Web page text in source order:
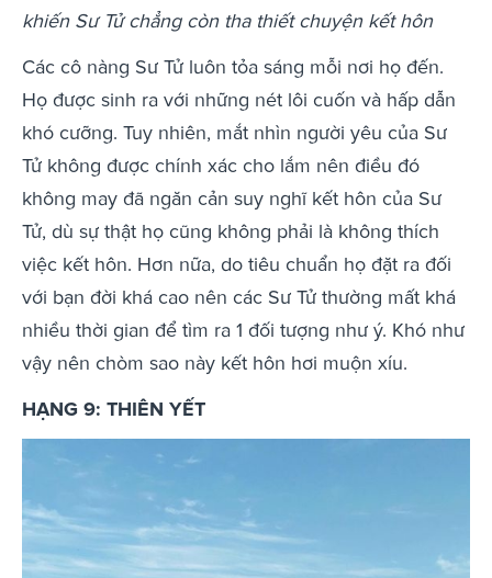
khiến Sư Tử chẳng còn tha thiết chuyện kết hôn
Các cô nàng Sư Tử luôn tỏa sáng mỗi nơi họ đến.
Họ được sinh ra với những nét lôi cuốn và hấp dẫn
khó cưỡng. Tuy nhiên, mắt nhìn người yêu của Sư
Tử không được chính xác cho lắm nên điều đó
không may đã ngăn cản suy nghĩ kết hôn của Sư
Tử, dù sự thật họ cũng không phải là không thích
việc kết hôn. Hơn nữa, do tiêu chuẩn họ đặt ra đối
với bạn đời khá cao nên các Sư Tử thường mất khá
nhiều thời gian để tìm ra 1 đối tượng như ý. Khó như
vậy nên chòm sao này kết hôn hơi muộn xíu.
HẠNG 9: THIÊN YẾT